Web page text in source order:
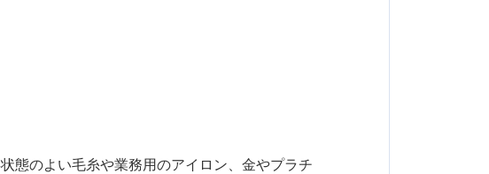
態のよい毛糸や業務用のアイロン、金やプラチ